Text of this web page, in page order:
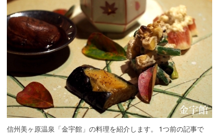
信州美ヶ原温泉「金宇館」の料理を紹介します。 1つ前の記事で